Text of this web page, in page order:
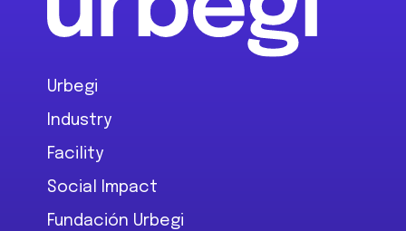
Urbegi
Industry
Facility
Social Impact
Fundación Urbegi